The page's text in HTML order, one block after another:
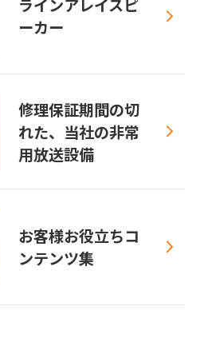
ラインアレイスピ
ーカー
修理保証期間の切
れた、当社の非常
用放送設備
お客様お役立ちコ
ンテンツ集